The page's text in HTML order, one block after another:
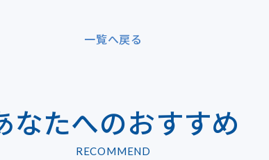
一覧へ戻る
なたへのおすすめ
RECOMMEND